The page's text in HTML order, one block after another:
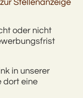
Stellenanzeige
oder nicht
in unserer
dort eine